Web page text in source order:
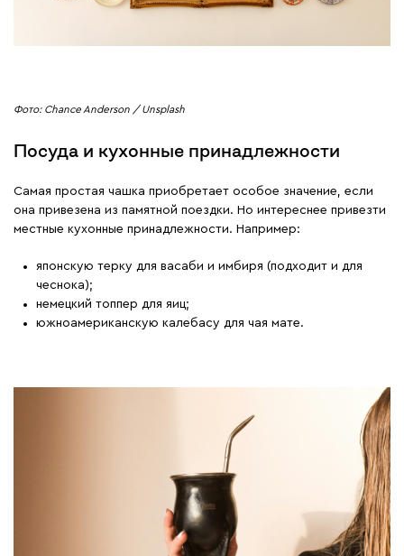
Фото: Chance Anderson / Unsplash
Посуда и кухонные принадлежности
Самая простая чашка приобретает особое значение, если
она привезена из памятной поездки. Но интереснее привезти
местные кухонные принадлежности. Например:
японскую терку для васаби и имбиря (подходит и для
чеснока);
немецкий топпер для яиц;
южноамериканскую калебасу для чая мате.